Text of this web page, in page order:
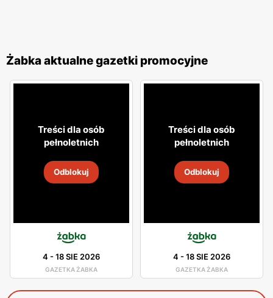
Żabka aktualne gazetki promocyjne
Treści dla osób
pełnoletnich
Odblokuj
4 -18 SIE 2026
GAZETKA ŻABKA
Treści dla osób
pełnoletnich
Odblokuj
4 -18 SIE 2026
GAZETKA ŻABKA